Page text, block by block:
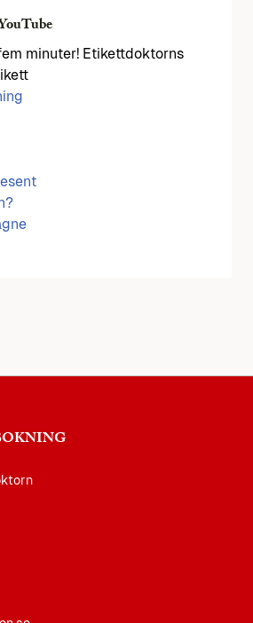
minuter! Etikettdoktorns